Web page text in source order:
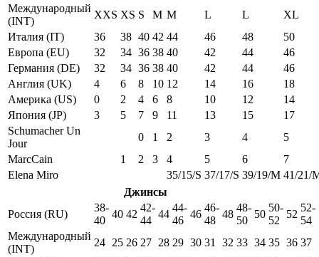
Международный
(INT)
XXS XS S M M L L
XL
Италия (IT)
36 38 40 42 44 46 48
50
Европа (EU)
32 34 36 38 40 42 44
46
Германия (DE)
32 34 36 38 40 42 44
46
Англия (UK)
4 6 8 10 12 14 16
18
Америка (US)
0 2 4 6 8 10 12
14
Япония (JP)
3 5 7 9 11 13 15
17
Schumacher Un
Jour
0 1 2 3 4
5
MarcCain
1 2 3 4 5 6
7
Elena Miro
35/15/S 37/17/S 39/19/M 41/21/
Джинсы
Россия (RU)
38-
40
40 42
42-
44
44
44-
46
46
46-
48
48
48-
50
50
50-
52
52
52-
54
Международный
(INT)
24 25 26 27 28 29 30 31 32 33 34 35 36 37